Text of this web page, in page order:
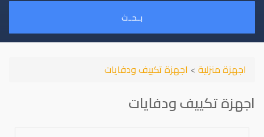
بـحـث
اجهزة منزلية> اجهزة تكييف ودفايات
اجهزة تكييف ودفايات